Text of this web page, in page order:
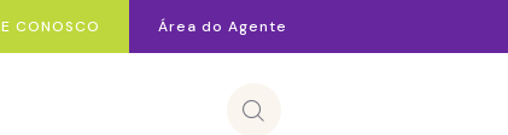
CONOSCO Área do Agente